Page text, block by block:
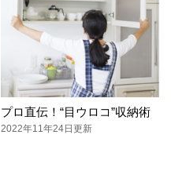
プロ直伝！“目ウロコ”収納術
2022年11年24日更新